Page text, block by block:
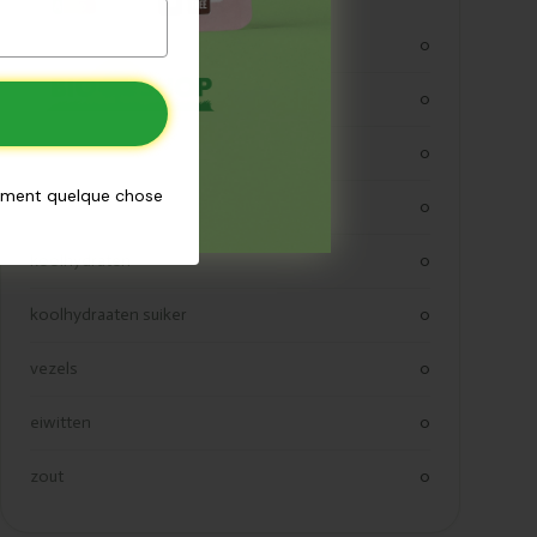
0
0
vetten 0
verzadigde vetten 0
koolhydraten 0
koolhydraaten suiker 0
vezels 0
eiwitten 0
zout 0
quelque chose